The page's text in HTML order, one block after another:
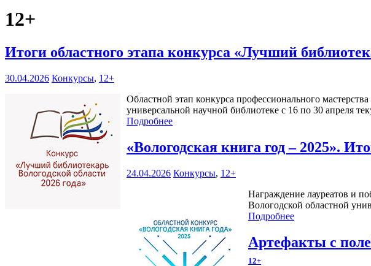
12+
Итоги областного этапа конкурса «Лучший
30.04.2026 Конкурсы, 12+
Областной этап конкурса профессионального
универсальной научной библиотеке с 16 по 30 апреля
Подробнее
«Вологодская книга год – 2025».
24.04.2026 Конкурсы, 12+
Награждение лауреатов и
Вологодской областной
Подробнее
Артефакты с
12+